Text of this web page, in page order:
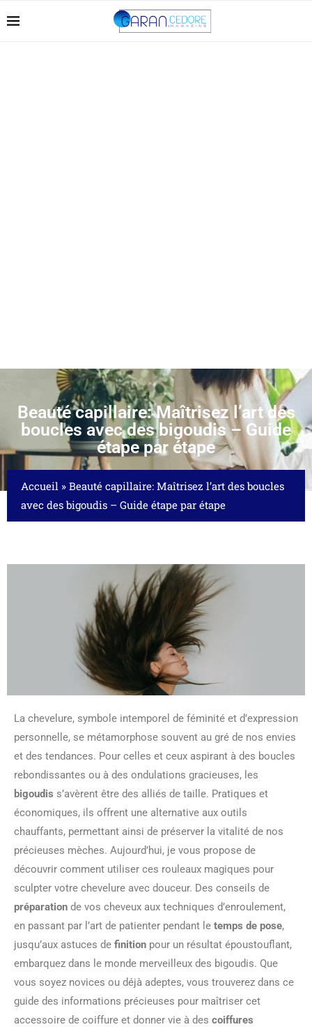
Beauté capillaire: Maîtrisez l’art des
boucles avec des bigoudis – Guide
étape par étape
Accueil » Beauté capillaire: Maîtrisez l’art des boucles
avec des bigoudis – Guide étape par étape
La chevelure, symbole intemporel de féminité et d’expression
personnelle, se métamorphose souvent au gré de nos envies
et des tendances. Pour celles et ceux aspirant à des boucles
rebondissantes ou à des ondulations gracieuses, les
bigoudis s’avèrent être des alliés de taille. Pratiques et
économiques, ils offrent une alternative aux outils
chauffants, permettant ainsi de préserver la vitalité de nos
précieuses mèches. Aujourd’hui, je vous propose de
découvrir comment utiliser ces rouleaux magiques pour
sculpter votre chevelure avec douceur. Des conseils de
préparation de vos cheveux aux techniques d’enroulement,
en passant par l’art de patienter pendant le temps de pose,
jusqu’aux astuces de finition pour un résultat époustouflant,
embarquez dans le monde merveilleux des bigoudis. Que
vous soyez novices ou déjà adeptes, vous trouverez dans ce
guide des informations précieuses pour maîtriser cet
accessoire de coiffure et donner vie à des coiffures